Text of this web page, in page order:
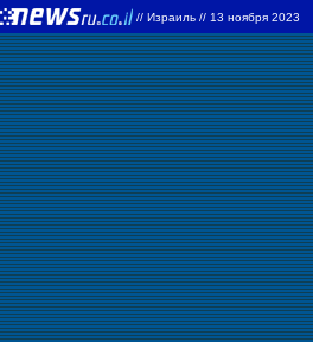
// Израиль // 13 ноября 2023